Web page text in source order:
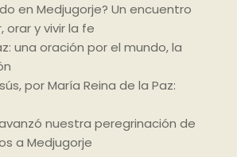
en Medjugorje? Un encuentro
y vivir la fe
una oración por el mundo, la
por María Reina de la Paz:
nuestra peregrinación de
a Medjugorje